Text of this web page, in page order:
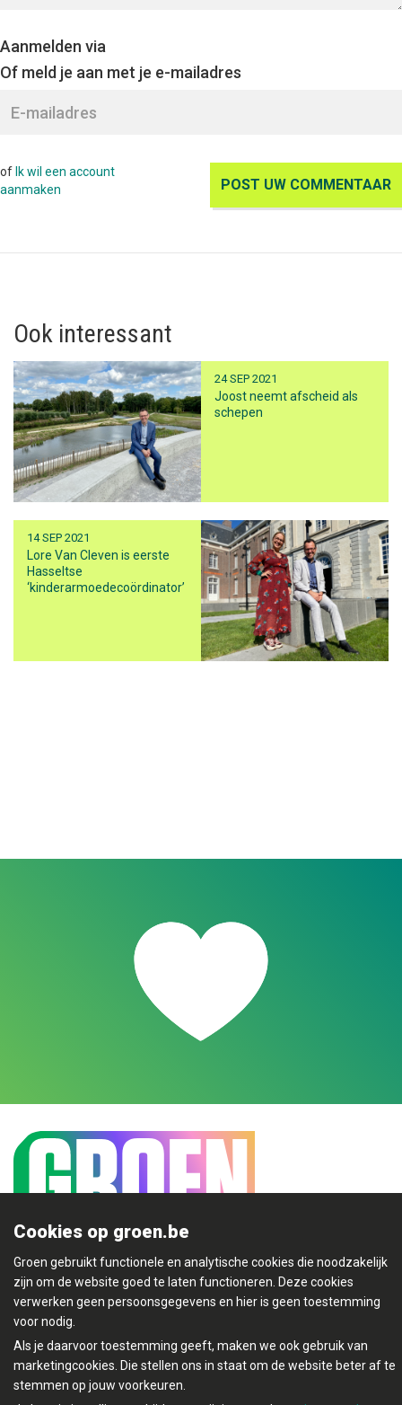
Aanmelden via
Of meld je aan met je e-mailadres
of Ik wil een account
aanmaken
Ook interessant
24 SEP 2021
Joost neemt afscheid als
schepen
14 SEP 2021
Lore Van Cleven is eerste
Hasseltse
‘kinderarmoedecoördinator’
Cookies op groen.be
Groen gebruikt functionele en analytische cookies die noodzakelijk
zijn om de website goed te laten functioneren. Deze cookies
verwerken geen persoonsgegevens en hier is geen toestemming
voor nodig.
Als je daarvoor toestemming geeft, maken we ook gebruik van
marketingcookies. Die stellen ons in staat om de website beter af te
stemmen op jouw voorkeuren.
Mijn Groen
© Copyright Groen 2026 | Gemaakt met